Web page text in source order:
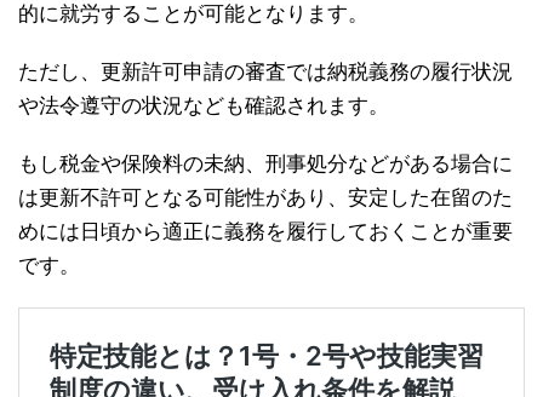
的に就労することが可能となります。
ただし、更新許可申請の審査では納税義務の履行状況
や法令遵守の状況なども確認されます。
もし税金や保険料の未納、刑事処分などがある場合に
は更新不許可となる可能性があり、安定した在留のた
めには日頃から適正に義務を履行しておくことが重要
です。